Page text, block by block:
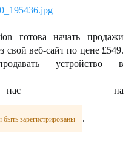
готова начать продажи
свой веб-сайт по цене £549.
устройство в
нас на
зарегистрированы .